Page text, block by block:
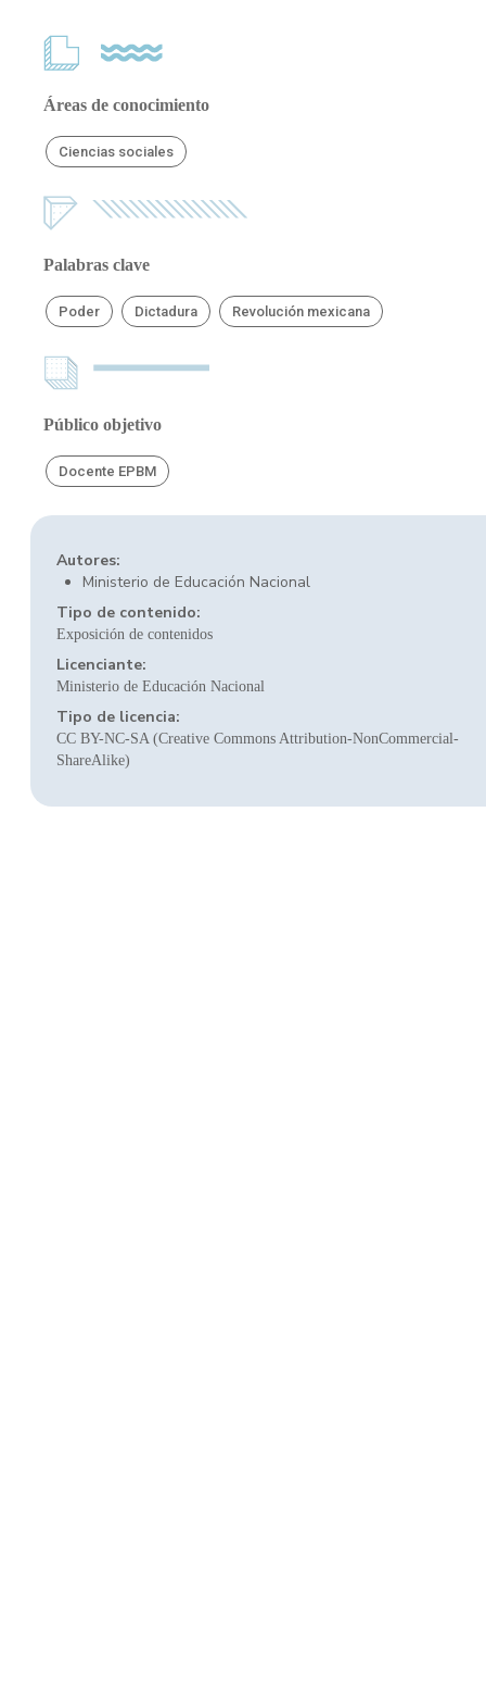
Áreas de conocimiento
Ciencias sociales
Palabras clave
Poder Dictadura Revolución mexicana
Público objetivo
Docente EPBM
Autores:
Ministerio de Educación Nacional
Tipo de contenido:
Exposición de contenidos
Licenciante:
Ministerio de Educación Nacional
Tipo de licencia:
CC BY-NC-SA (Creative Commons Attribution-NonCommercial-
ShareAlike)